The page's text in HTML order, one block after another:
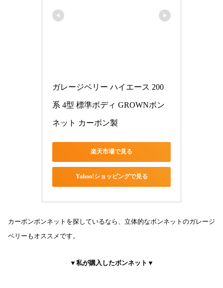
ガレージベリー ハイエース 200
系 4型 標準ボディ GROWNボン
ネット カーボン製
楽天市場で見る
Yahoo!ショッピングで見る
カーボンボンネットを探しているなら、立体的なボンネットのガレージ
ベリーもオススメです。
▼私が購入したボンネット▼